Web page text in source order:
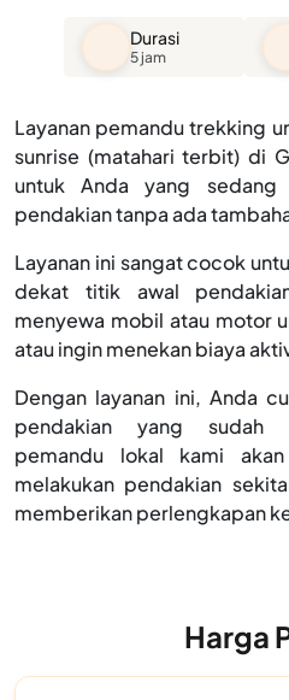
Durasi
5 jam
Layanan pemandu trekking
sunrise (matahari terbit) di
untuk Anda yang sedang
pendakian tanpa ada
Layanan ini sangat cocok
dekat titik awal
menyewa mobil atau motor
atau ingin menekan biaya
Dengan layanan ini, Anda
pendakian yang sudah
pemandu lokal kami
melakukan pendakian
memberikan perlengkapan
Harga